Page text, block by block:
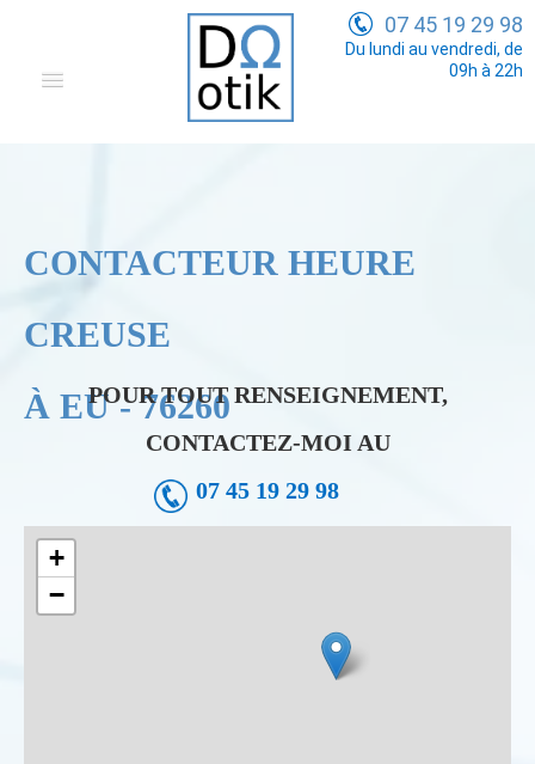
07 45 19 29 98
Du lundi au vendredi, de
09h à 22h
CONTACTEUR HEURE
CREUSE
À EU - 76260
POUR TOUT RENSEIGNEMENT,
CONTACTEZ-MOI AU
07 45 19 29 98
+
−